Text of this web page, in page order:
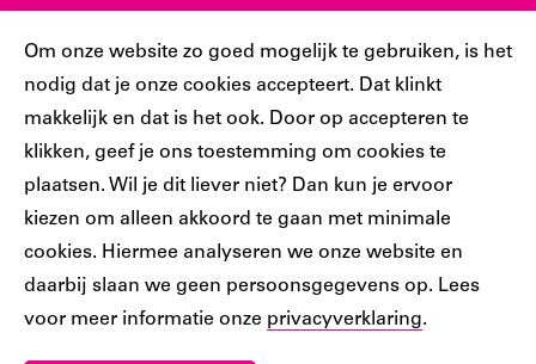
Cookiebar
Om onze website zo goed mogelijk te gebruiken, is het
nodig dat je onze cookies accepteert. Dat klinkt
makkelijk en dat is het ook. Door op accepteren te
klikken, geef je ons toestemming om cookies te
plaatsen. Wil je dit liever niet? Dan kun je ervoor
kiezen om alleen akkoord te gaan met minimale
cookies. Hiermee analyseren we onze website en
daarbij slaan we geen persoonsgegevens op. Lees
voor meer informatie onze privacyverklaring.
Sociaal
Volg jij ons al?
Ons
account
Ons
account
Ons
Instagram
account
Ons
account
Ons
account